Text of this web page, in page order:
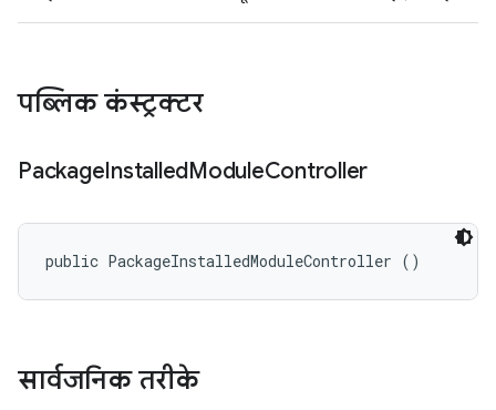
पब्लिक कंस्ट्रक्टर
PackageInstalledModuleController
public PackageInstalledModuleController ()
सार्वजनिक तरीके